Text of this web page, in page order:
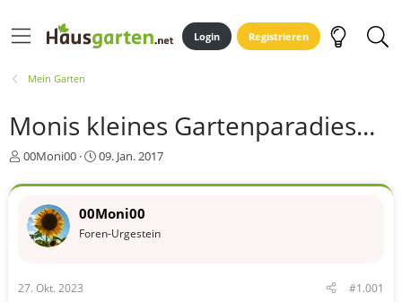
Login Registrieren
Mein Garten
Monis kleines Gartenparadies...
E
s
e
r
00Moni00
E
s
e
l
09. Jan. 2017
00Moni00
Foren-Urgestein
27. Okt. 2023 #1.001